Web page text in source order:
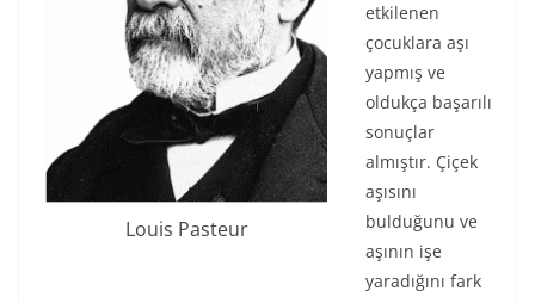
Louis Pasteur
etkilenen
çocuklara aşı
yapmış ve
oldukça başarılı
sonuçlar
almıştır. Çiçek
aşısını
bulduğunu ve
aşının işe
yaradığını fark